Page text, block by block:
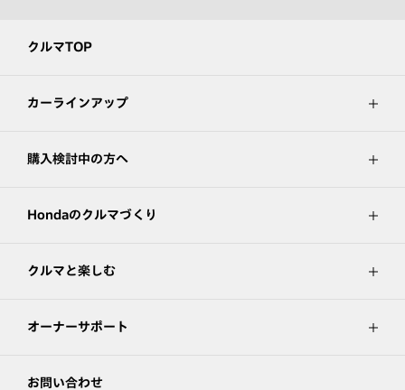
クルマTOP
カーラインアップ
購入検討中の方へ
Hondaのクルマづくり
クルマと楽しむ
オーナーサポート
お問い合わせ